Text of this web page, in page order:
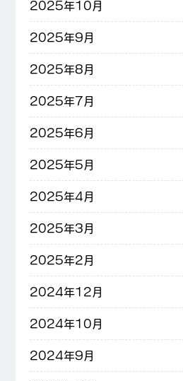
2025年10月
2025年9月
2025年8月
2025年7月
2025年6月
2025年5月
2025年4月
2025年3月
2025年2月
2024年12月
2024年10月
2024年9月